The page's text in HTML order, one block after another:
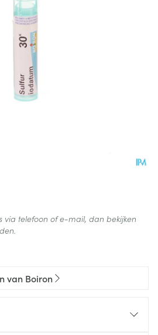
via telefoon of e-mail, dan bekijken
van Boiron